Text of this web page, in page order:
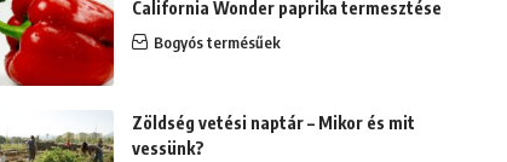
California Wonder paprika termesztése
Bogyós termésűek
Zöldség vetési naptár – Mikor és mit
vessünk?